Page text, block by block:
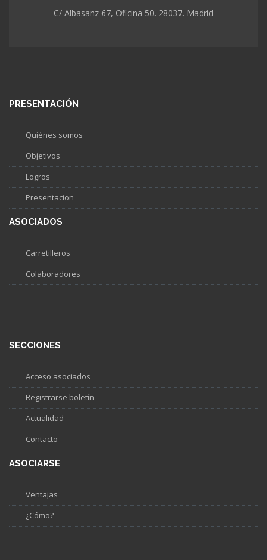
C/ Albasanz 67, Oficina 50. 28037. Madrid
PRESENTACIÓN
Quiénes somos
Objetivos
Logros
Presentacion
ASOCIADOS
Carretilleros
Colaboradores
SECCIONES
Acceso asociados
Registrarse boletín
Actualidad
Contacto
ASOCIARSE
Ventajas
¿Cómo?